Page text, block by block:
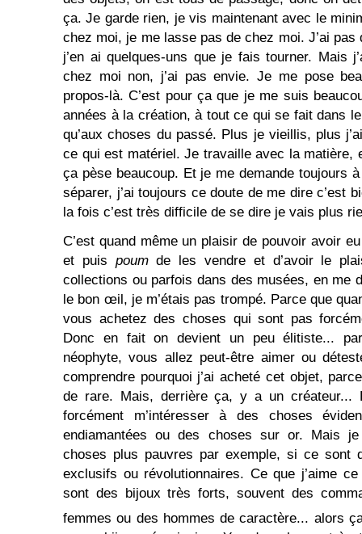
ça. Je garde rien, je vis maintenant avec le
chez moi, je me lasse pas de chez moi. J’ai
j’en ai quelques-uns que je fais tourner. Mais
chez moi non, j’ai pas envie. Je me pose
propos-là. C’est pour ça que je me suis
années à la création, à tout ce qui se fait dans
qu’aux choses du passé. Plus je vieillis, plus
ce qui est matériel. Je travaille avec la matière,
ça pèse beaucoup. Et je me demande toujours
séparer, j’ai toujours ce doute de me dire c’est
la fois c’est très difficile de se dire je vais plus
C’est quand même un plaisir de pouvoir avoir
et puis poumde les vendre et d’avoir le
collections ou parfois dans des musées, en me
le bon œil, je m’étais pas trompé. Parce que
vous achetez des choses qui sont pas
Donc en fait on devient un peu élitiste...
néophyte, vous allez peut-être aimer ou
comprendre pourquoi j’ai acheté cet objet,
de rare. Mais, derrière ça, y a un créateur...
forcément m’intéresser à des choses
endiamantées ou des choses sur or. Mais
choses plus pauvres par exemple, si ce sont
exclusifs ou révolutionnaires. Ce que j’aime
sont des bijoux très forts, souvent des
femmes ou des hommes de caractère... alors